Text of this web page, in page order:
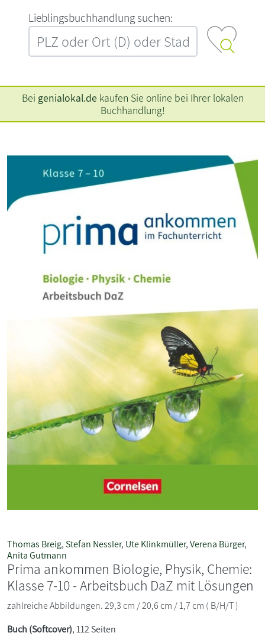
L‍i‍e‍b‍l‍i‍n‍g‍s‍b‍u‍c‍h‍h‍a‍n‍d‍l‍u‍n‍g‍ ‍s‍u‍c‍h‍e‍n‍:‍
Bei genialokal.de kaufen Sie online bei Ihrer lokalen
Buchhandlung!
Thomas Breig, Stefan Nessler, Ute Klinkmüller,Verena Bürger,
Anita Gutmann
Prima ankommen Biologie, Physik, Chemie:
Klasse 7-10 - Arbeitsbuch DaZ mit Lösungen
zahlreiche Abbildungen. 29,3 cm / 20,6 cm / 1,7 cm ( B/H/T )
Buch (Softcover), 112 Seiten